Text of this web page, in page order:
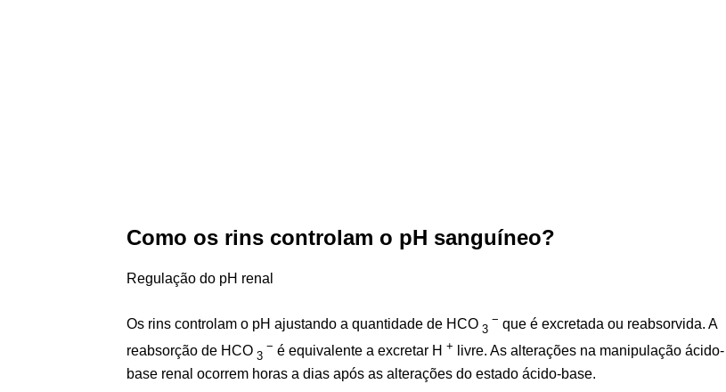
Como os rins controlam o pH sanguíneo?
Regulação do pH renal
Os rins controlam o pH ajustando a quantidade de HCO 3
− que é excretada ou reabsorvida. A
reabsorção de HCO 3
− é equivalente a excretar H +
livre. As alterações na manipulação ácido-
base renal ocorrem horas a dias após as alterações do estado ácido-base.